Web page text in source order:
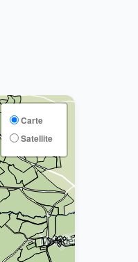
Carte
Satellite